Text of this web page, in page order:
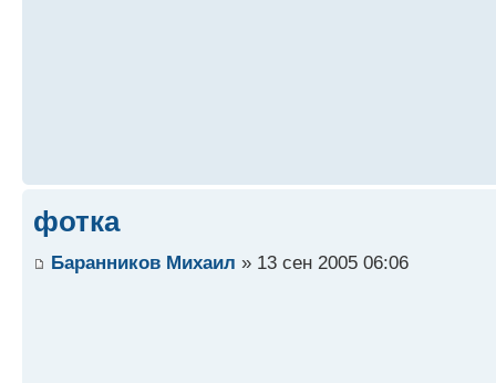
фотка
Баранников Михаил » 13 сен 2005 06:06